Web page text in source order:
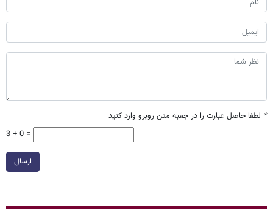
* لطفا حاصل عبارت را در جعبه متن روبرو وارد کنید
3 + 0 =
ارسال